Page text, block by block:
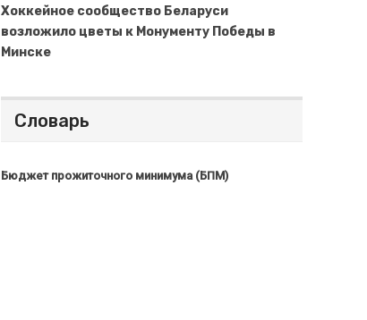
Хоккейное сообщество Беларуси
возложило цветы к Монументу Победы в
Минске
Словарь
Бюджет прожиточного минимума (БПМ)